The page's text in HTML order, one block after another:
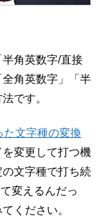
角英数字/直接
角英数字」「半
です。
た文字種の変換
変更して打つ機
文字種で打ち続
変えるんだっ
ください。